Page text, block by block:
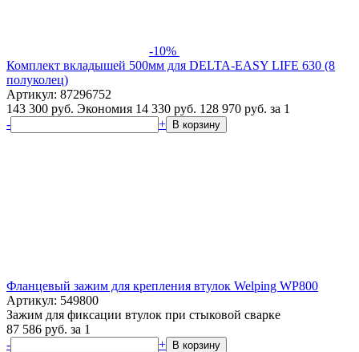
-10%
Комплект вкладышей 500мм для DELTA-EASY LIFE 630 (8
полуколец)
Артикул: 87296752
143 300 руб. Экономия 14 330 руб. 128 970 руб. за 1
-
+ В корзину
Фланцевый зажим для крепления втулок Welping WP800
Артикул: 549800
Зажим для фиксации втулок при стыковой сварке
87 586 руб. за 1
-
+ В корзину